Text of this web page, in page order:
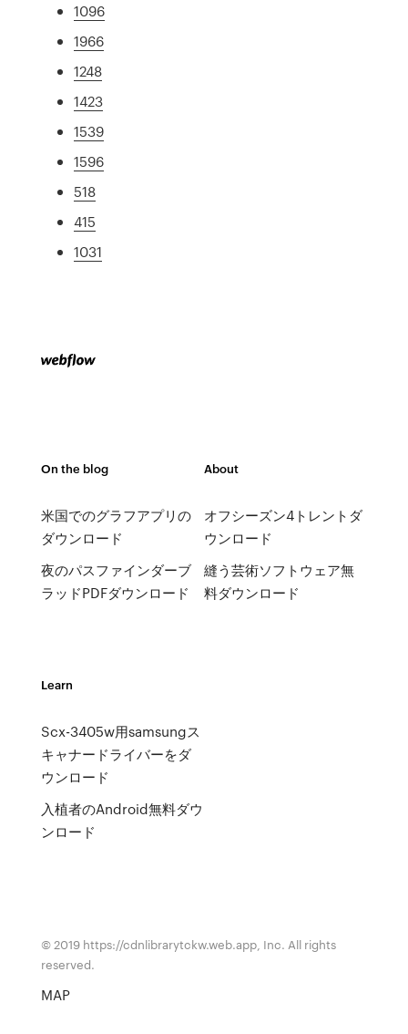
1096
1966
1248
1423
1539
1596
518
415
1031
On the blog
米国でのグラフアプリの
ダウンロード
夜のパスファインダーブ
ラッドPDFダウンロード
About
オフシーズン4トレントダ
ウンロード
縫う芸術ソフトウェア無
料ダウンロード
Learn
Scx-3405w用samsungス
キャナードライバーをダ
ウンロード
入植者のAndroid無料ダウ
ンロード
© 2019 https://cdnlibrarytckw.web.app, Inc. All rights
reserved.
MAP